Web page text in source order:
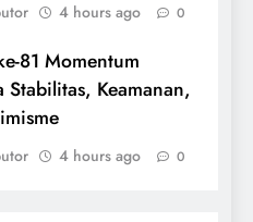
4 hours ago 0
81 Momentum
Stabilitas, Keamanan,
4 hours ago 0